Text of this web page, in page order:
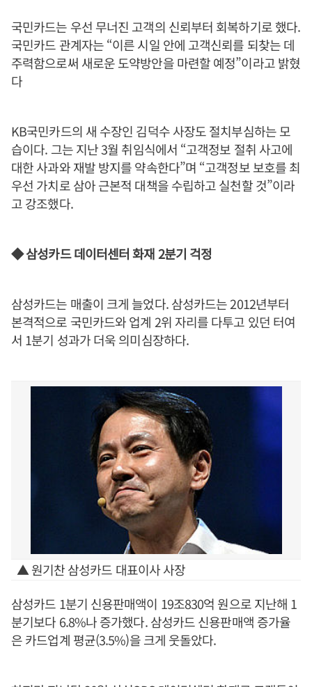
국민카드는 우선 무너진 고객의 신뢰부터 회복하기로 했다.
국민카드 관계자는 “이른 시일 안에 고객신뢰를 되찾는 데
주력함으로써 새로운 도약방안을 마련할 예정”이라고 밝혔
다
KB국민카드의 새 수장인 김덕수 사장도 절치부심하는 모
습이다. 그는 지난 3월 취임식에서 “고객정보 절취 사고에
대한 사과와 재발 방지를 약속한다”며 “고객정보 보호를 최
우선 가치로 삼아 근본적 대책을 수립하고 실천할 것”이라
고 강조했다.
◆ 삼성카드 데이터센터 화재 2분기 걱정
삼성카드는 매출이 크게 늘었다. 삼성카드는 2012년부터
본격적으로 국민카드와 업계 2위 자리를 다투고 있던 터여
서 1분기 성과가 더욱 의미심장하다.
▲ 원기찬 삼성카드 대표이사 사장
삼성카드 1분기 신용판매액이 19조830억 원으로 지난해 1
분기보다 6.8%나 증가했다. 삼성카드 신용판매액 증가율
은 카드업계 평균(3.5%)을 크게 웃돌았다.